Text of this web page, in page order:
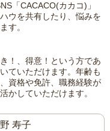
「CACACO(カカコ)」
ウを共有したり、悩みを
す。
！、得意！という方であ
ていただけます。年齢も
資格や免許、職務経験が
かしていただけます。
寿子